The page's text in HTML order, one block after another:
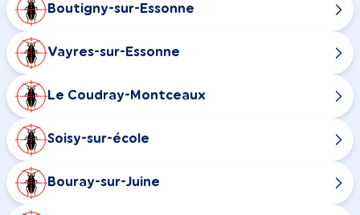
Boutigny-sur-Essonne
Vayres-sur-Essonne
Le Coudray-Montceaux
Soisy-sur-école
Bouray-sur-Juine